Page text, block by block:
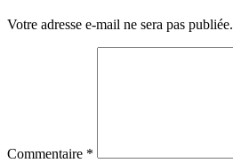
Votre adresse e-mail ne sera pas publiée.
Commentaire *